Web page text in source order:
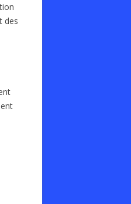
des